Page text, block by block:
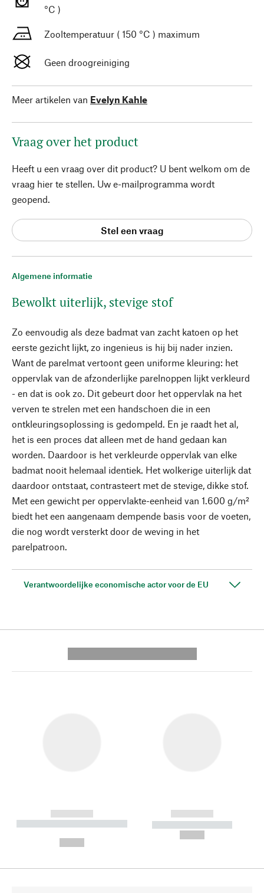
Algemene informatie
Bewolkt uiterlijk, stevige stof
Zo eenvoudig als deze badmat van zacht katoen op het
eerste gezicht lijkt, zo ingenieus is hij bij nader inzien.
Want de parelmat vertoont geen uniforme kleuring: het
oppervlak van de afzonderlijke parelnoppen lijkt verkleurd
- en dat is ook zo. Dit gebeurt door het oppervlak na het
verven te strelen met een handschoen die in een
ontkleuringsoplossing is gedompeld. En je raadt het al,
het is een proces dat alleen met de hand gedaan kan
worden. Daardoor is het verkleurde oppervlak van elke
badmat nooit helemaal identiek. Het wolkerige uiterlijk dat
daardoor ontstaat, contrasteert met de stevige, dikke stof.
Met een gewicht per oppervlakte-eenheid van 1.600 g/m²
biedt het een aangenaam dempende basis voor de voeten,
die nog wordt versterkt door de weving in het
parelpatroon.
Verantwoordelijke economische actor voor de EU
°C )
Zooltemperatuur ( 150 °C ) maximum
Geen droogreiniging
Meer artikelen van Evelyn Kahle
Vraag over het product
Heeft u een vraag over dit product? U bent welkom om de
vraag hier te stellen. Uw e-mailprogramma wordt
geopend.
Stel een vraag
------------
----------- ----------- --------
------------
----------- -----------